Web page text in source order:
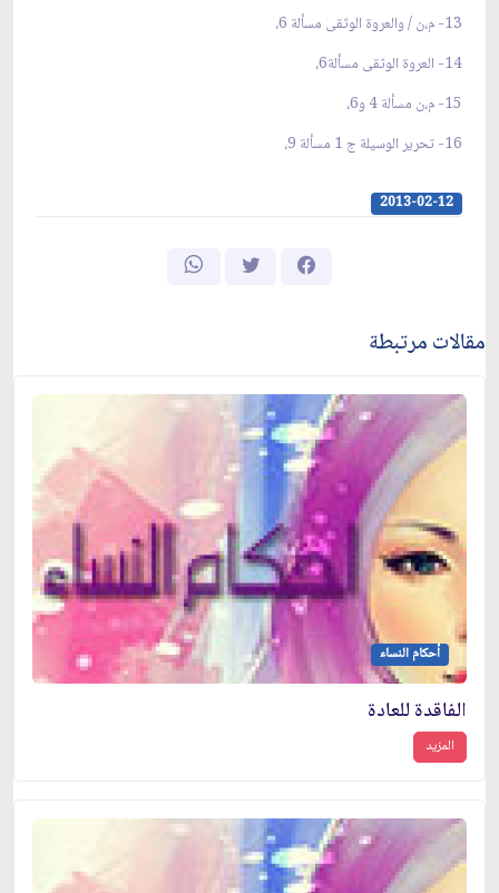
13- م،ن / والعروة الوثقى مسألة 6،
14- العروة الوثقى مسألة6،
15- م،ن مسألة 4 و6،
16- تحرير الوسيلة ج 1 مسألة 9،
2013-02-12
مقالات مرتبطة
أحكام النساء
الفاقدة للعادة
المزيد